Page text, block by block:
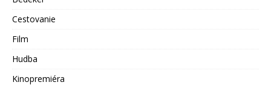
Cestovanie
Film
Hudba
Kinopremiéra